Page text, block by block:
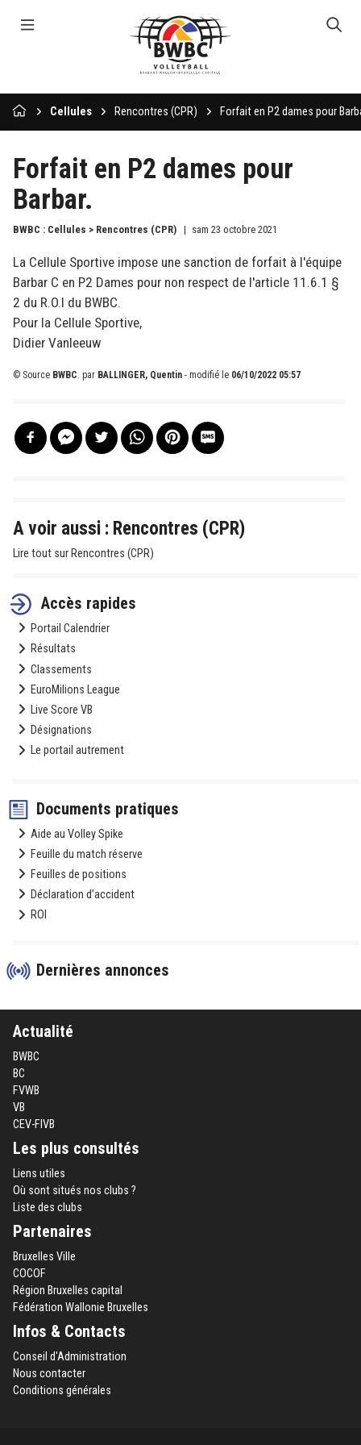
Cellules Rencontres (CPR) Forfait en P2 dames pour
Forfait en P2 dames pour
Barbar.
BWBC : Cellules > Rencontres (CPR) sam 23 octobre 2021
La Cellule Sportive impose une sanction de forfait à l'équipe
Barbar C en P2 Dames pour non respect de l'article 11.6.1 §
2 du R.O.I du BWBC.
Pour la Cellule Sportive,
Didier Vanleeuw
© Source BWBC par BALLINGER, Quentin - modifié le 06/10/2022 05:57
A voir aussi : Rencontres (CPR)
Lire tout sur Rencontres (CPR)
Accès rapides
Portail Calendrier
Résultats
Classements
EuroMilions League
Live Score VB
Désignations
Le portail autrement
Documents pratiques
Aide au Volley Spike
Feuille du match réserve
Feuilles de positions
Déclaration d’accident
ROI
Dernières annonces
Actualité
BWBC
BC
FVWB
VB
CEV-FIVB
Les plus consultés
Liens utiles
Où sont situés nos clubs ?
Liste des clubs
Partenaires
Bruxelles Ville
COCOF
Région Bruxelles capital
Fédération Wallonie Bruxelles
Infos & Contacts
Conseil d'Administration
Nous contacter
Conditions générales